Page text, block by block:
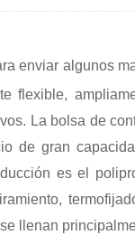
enviar algunos
La bolsa de
de gran
es el
llenan